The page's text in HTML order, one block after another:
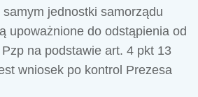
jednostki samorządu
upoważnione do odstąpienia od
na podstawie art. 4 pkt 13
wniosek po kontrol Prezesa